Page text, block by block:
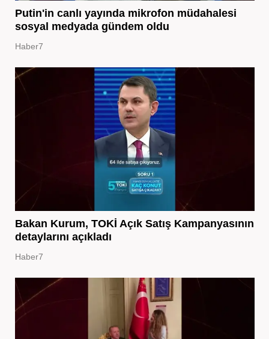
Putin'in canlı yayında mikrofon müdahalesi
sosyal medyada gündem oldu
Haber7
Bakan Kurum, TOKİ Açık Satış Kampanyasının
detaylarını açıkladı
Haber7